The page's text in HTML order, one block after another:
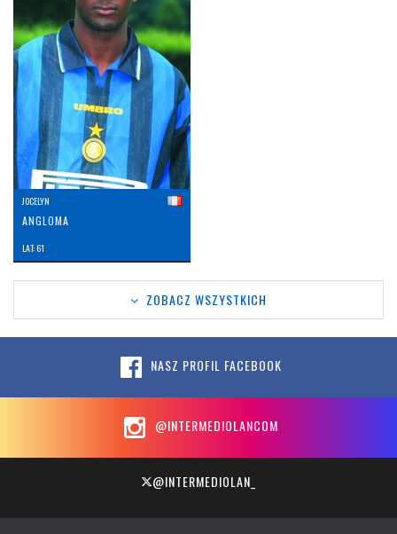
JOCELYN
ANGLOMA
LAT: 61
ZOBACZ WSZYSTKICH
NASZ PROFIL FACEBOOK
@INTERMEDIOLANCOM
@INTERMEDIOLAN_